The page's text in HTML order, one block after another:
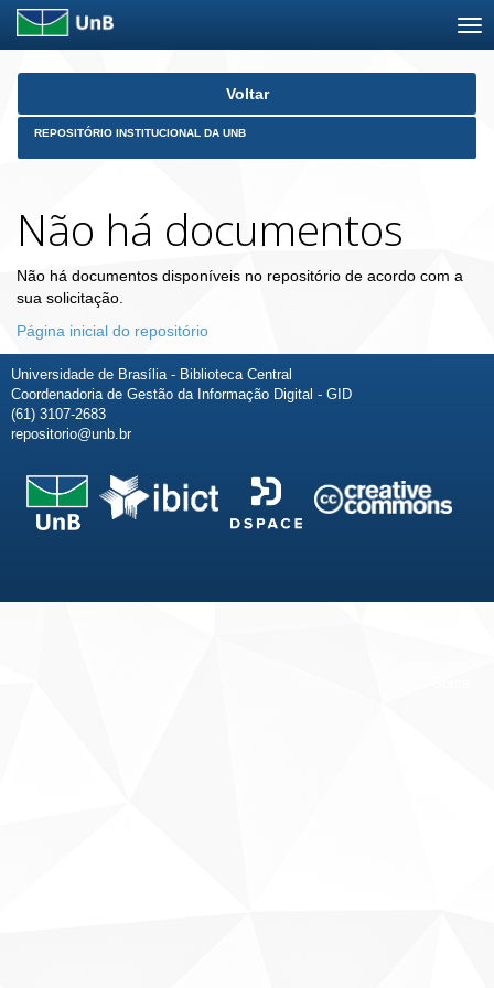
Skip
Voltar
REPOSITÓRIO INSTITUCIONAL DA UNB
Não há documentos
Não há documentos disponíveis no repositório de acordo com a
sua solicitação.
Página inicial do repositório
Universidade de Brasília - Biblioteca Central
Coordenadoria de Gestão da Informação Digital - GID
(61) 3107-2683
repositorio@unb.br